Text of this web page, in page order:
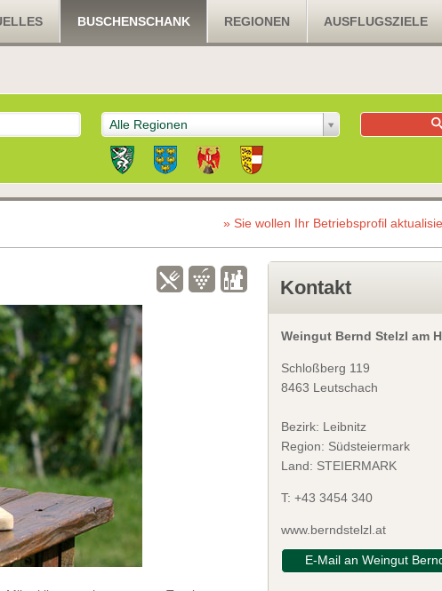
BUSCHENSCHANK REGIONEN AUSFLUGSZIELE
Alle Regionen
» Sie wollen Ihr Betriebsprofil
Kontakt
Weingut Bernd Stelzl am
Schloßberg 119
8463 Leutschach
Bezirk: Leibnitz
Region: Südsteiermark
Land: STEIERMARK
T: +43 3454 340
www.berndstelzl.at
E-Mail an Weingut